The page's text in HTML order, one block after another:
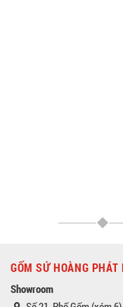
GỐM SỨ HOÀNG PHÁT
Showroom